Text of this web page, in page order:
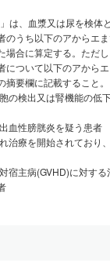
は、血漿又は尿を検体
のうち以下のアからエ
場合に算定する。ただ
について以下のアから
要欄に記載すること。
の検出又は腎機能の低
血性膀胱炎を疑う患者
治療を開始されており
宿主病(GVHD)に対す